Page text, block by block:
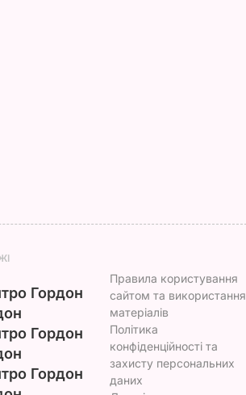
– і кришки
не
Гордон
Гордон
Гордон
Правила користування
сайтом та використання
матеріалів
Політика
конфіденційності та
захисту персональних
даних